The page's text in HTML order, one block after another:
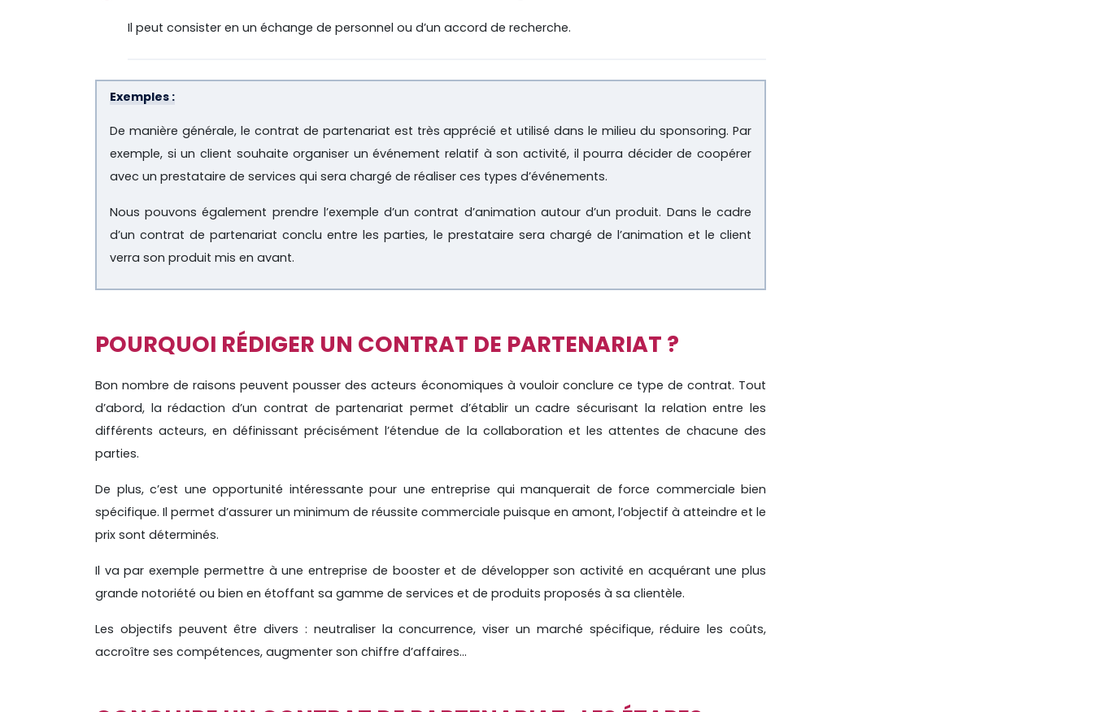
Il peut consister en un échange de personnel ou d’un accord de recherche.
Exemples :
De manière générale, le contrat de partenariat est très apprécié et utilisé dans le milieu du sponsoring. Par
exemple, si un client souhaite organiser un événement relatif à son activité, il pourra décider de coopérer
avec un prestataire de services qui sera chargé de réaliser ces types d’événements.
Nous pouvons également prendre l’exemple d’un contrat d’animation autour d’un produit. Dans le cadre
d’un contrat de partenariat conclu entre les parties, le prestataire sera chargé de l’animation et le client
verra son produit mis en avant.
POURQUOI RÉDIGER UN CONTRAT DE PARTENARIAT ?
Bon nombre de raisons peuvent pousser des acteurs économiques à vouloir conclure ce type de contrat. Tout
d’abord, la rédaction d’un contrat de partenariat permet d’établir un cadre sécurisant la relation entre les
différents acteurs, en définissant précisément l’étendue de la collaboration et les attentes de chacune des
parties.
De plus, c’est une opportunité intéressante pour une entreprise qui manquerait de force commerciale bien
spécifique. Il permet d’assurer un minimum de réussite commerciale puisque en amont, l’objectif à atteindre et le
prix sont déterminés.
Il va par exemple permettre à une entreprise de booster et de développer son activité en acquérant une plus
grande notoriété ou bien en étoffant sa gamme de services et de produits proposés à sa clientèle.
Les objectifs peuvent être divers : neutraliser la concurrence, viser un marché spécifique, réduire les coûts,
accroître ses compétences, augmenter son chiffre d’affaires…